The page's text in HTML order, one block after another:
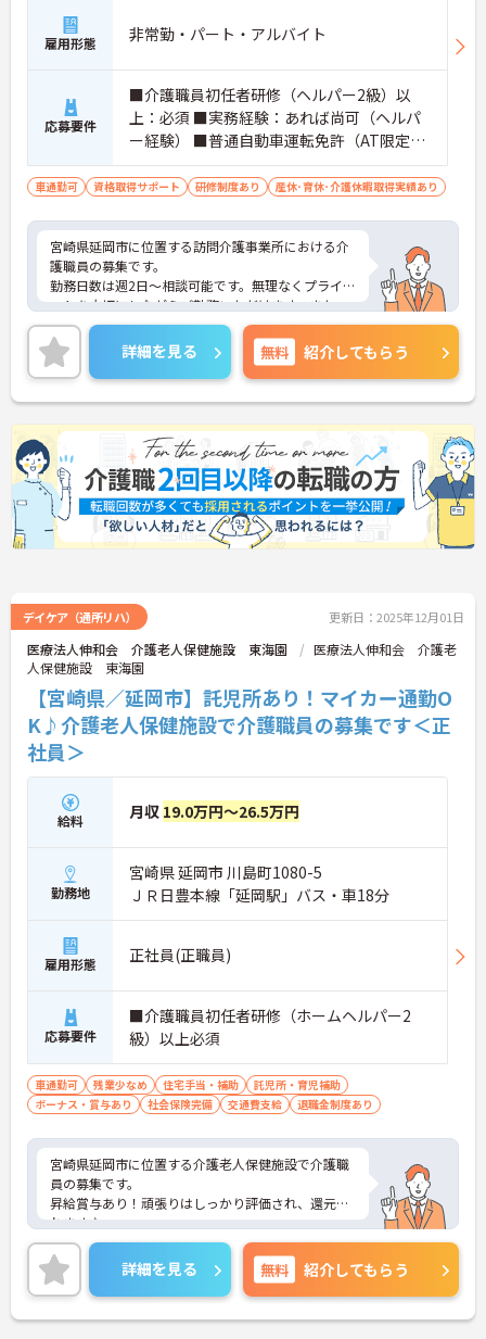
雇用形態 非常勤・パート・アルバイト
応募要件
■介護職員初任者研修（ヘルパー2級）以
上：必須 ■実務経験：あれば尚可（ヘルパ
ー経験） ■普通自動車運転免許（AT限定
可）：必須
車通勤可 資格取得サポート 研修制度あり 産休･育休･介護休暇取得実績あり
宮崎県延岡市に位置する訪問介護事業所における介
護職員の募集です。
勤務日数は週2日～相談可能です。無理なくプライベ
ートを大切にしながらご勤務いただけます。また、
育児休業や介護休業の取得実績があり、ライフステ
ージが変化しても働ける職場環境です。
ご興味のある方には、面接対策ポイントなど、さら
に詳細をご案内しますのでお気軽にご相談くださ
い！
詳細を見る 無料 紹介してもらう
デイケア（通所リハ） 更新日：2025年12月01日
医療法人伸和会 介護老人保健施設 東海園
医療法人伸和会 介護老
人保健施設 東海園
【宮崎県／延岡市】託児所あり！マイカー通勤O
K♪介護老人保健施設で介護職員の募集です＜正
社員＞
給料 月収 19.0万円～26.5万円
勤務地
宮崎県 延岡市 川島町1080-5
ＪＲ日豊本線「延岡駅」バス・車18分
雇用形態 正社員(正職員)
応募要件
■介護職員初任者研修（ホームヘルパー2
級）以上必須
車通勤可 残業少なめ 住宅手当・補助
託児所・育児補助
ボーナス・賞与あり
社会保険完備 交通費支給 退職金制度あり
宮崎県延岡市に位置する介護老人保健施設で介護職
員の募集です。
昇給賞与あり！頑張りはしっかり評価され、還元さ
れます♪
また、託児所があるので子育て中の方も働きやすい
環境です！
ご興味のある方はご面接のポイントお伝えしますの
でご気軽にお問い合わせください。
詳細を見る 無料 紹介してもらう